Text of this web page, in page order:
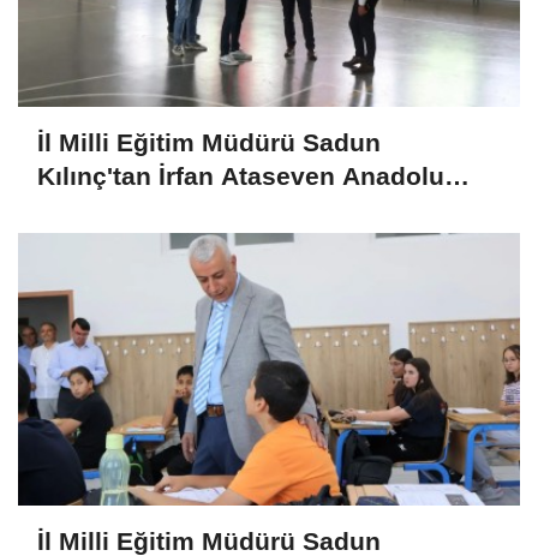
İl Milli Eğitim Müdürü Sadun
Kılınç'tan İrfan Ataseven Anadolu
İl Milli Eğitim Müdürü Sadun